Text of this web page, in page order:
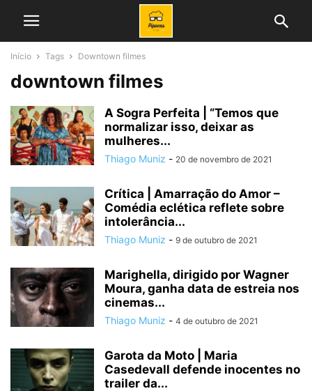
Início Tags Downtown filmes
downtown filmes
A Sogra Perfeita | “Temos que
normalizar isso, deixar as
mulheres...
Thiago Muniz - 20 de novembro de 2021
Crítica | Amarração do Amor –
Comédia eclética reflete sobre
intolerância...
Thiago Muniz - 9 de outubro de 2021
Marighella, dirigido por Wagner
Moura, ganha data de estreia nos
cinemas...
Thiago Muniz - 4 de outubro de 2021
Garota da Moto | Maria
Casedevall defende inocentes no
trailer da...